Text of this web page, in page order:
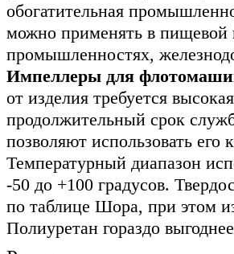
обогатительная
можно применять в пищевой
промышленностях,
Импеллеры для
от изделия требуется
продолжительный срок
позволяют использовать его
Температурный диапазон
-50 до +100 градусов.
по таблице Шора, при этом
Полиуретан гораздо